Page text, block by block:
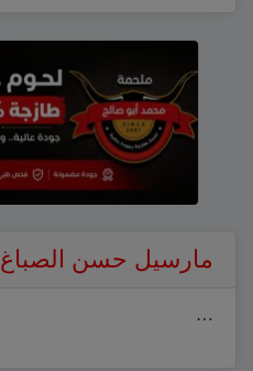
مارسيل حسن الصباغ
…